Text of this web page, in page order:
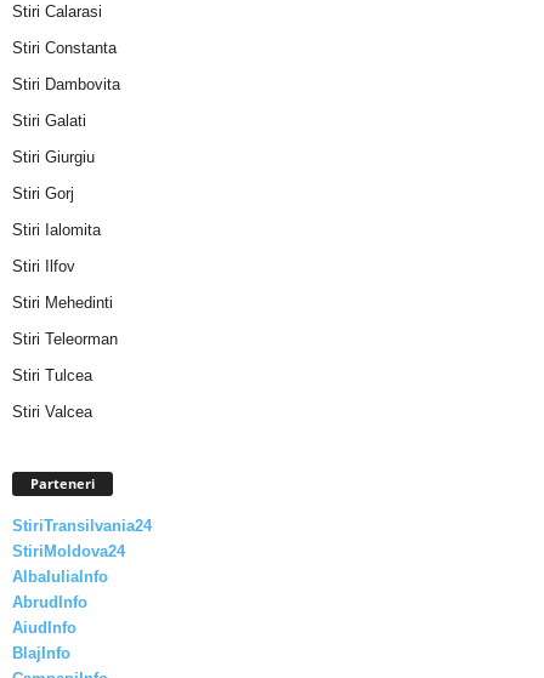
Stiri Calarasi
Stiri Constanta
Stiri Dambovita
Stiri Galati
Stiri Giurgiu
Stiri Gorj
Stiri Ialomita
Stiri Ilfov
Stiri Mehedinti
Stiri Teleorman
Stiri Tulcea
Stiri Valcea
Parteneri
StiriTransilvania24
StiriMoldova24
AlbaIuliaInfo
AbrudInfo
AiudInfo
BlajInfo